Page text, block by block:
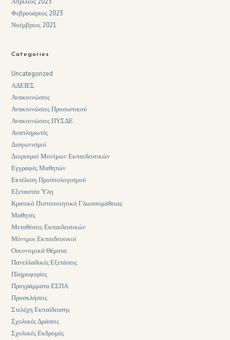
Φεβρουάριος 2023
Νοέμβριος 2021
Categories
Uncategorized
ΑΔΕΙΕΣ
Ανακοινώσεις
Ανακοινώσεις Προσωπικού
Ανακοινώσεις ΠΥΣΔΕ
Αναπληρωτές
Διαγωνισμοί
Διορισμοί Μονίμων Εκπαιδευτικών
Εγγραφές Μαθητών
Εκτέλεση Προϋπολογισμού
Εξεταστέα Ύλη
Κρατικό Πιστοποιητικό Γλωσσομάθειας
Μαθητές
Μεταθέσεις Εκπαιδευτικών
Μόνιμοι Εκπαιδευτικοί
Οικονομικά Θέματα
Πανελλαδικές Εξετάσεις
Πληροφορίες
Προγράμματα ΕΣΠΑ
Προσκλήσεις
Στελέχη Εκπαίδευσης
Σχολικές Δράσεις
Σχολικές Εκδρομές